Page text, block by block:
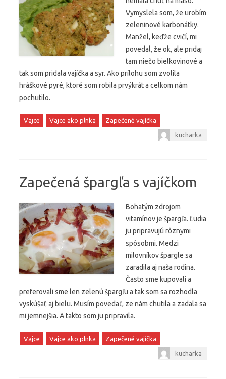
Vymyslela som, že urobím
zeleninové karbonátky.
Manžel, keďže cvičí, mi
povedal, že ok, ale pridaj
tam niečo bielkovinové a
tak som pridala vajíčka a syr. Ako prílohu som zvolila
hráškové pyré, ktoré som robila prvýkrát a celkom nám
pochutilo.
Vajce Vajce ako plnka Zapečené vajíčka
kucharka
Zapečená špargľa s vajíčkom
Bohatým zdrojom
vitamínov je špargľa. Ľudia
ju pripravujú rôznymi
spôsobmi. Medzi
milovníkov špargle sa
zaradila aj naša rodina.
Často sme kupovali a
preferovali sme len zelenú špargľu a tak som sa rozhodla
vyskúšať aj bielu. Musím povedať, ze nám chutila a zadala sa
mi jemnejšia. A takto som ju pripravila.
Vajce Vajce ako plnka Zapečené vajíčka
kucharka